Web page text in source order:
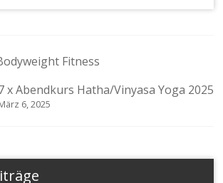
Fitness
x Abendkurs Hatha/Vinyasa Yoga 2025
6, 2025